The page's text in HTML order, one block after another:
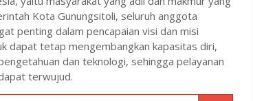
Kota Gunungsitoli, seluruh anggota
penting dalam pencapaian visi dan misi
dapat tetap mengembangkan kapasitas diri,
dan teknologi, sehingga pelayanan
terwujud.